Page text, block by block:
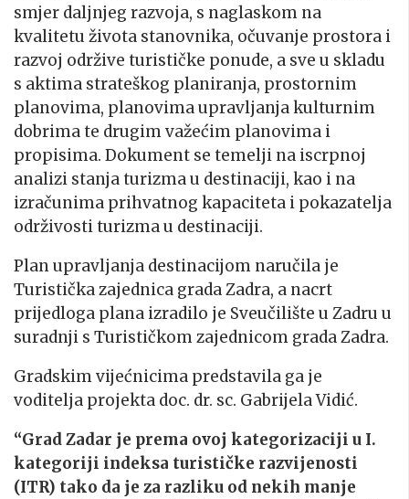
smjer daljnjeg razvoja, s naglaskom na
kvalitetu života stanovnika, očuvanje prostora i
razvoj održive turističke ponude, a sve u skladu
s aktima strateškog planiranja, prostornim
planovima, planovima upravljanja kulturnim
dobrima te drugim važećim planovima i
propisima. Dokument se temelji na iscrpnoj
analizi stanja turizma u destinaciji, kao i na
izračunima prihvatnog kapaciteta i pokazatelja
održivosti turizma u destinaciji.
Plan upravljanja destinacijom naručila je
Turistička zajednica grada Zadra, a nacrt
prijedloga plana izradilo je Sveučilište u Zadru u
suradnji s Turističkom zajednicom grada Zadra.
Gradskim vijećnicima predstavila ga je
voditelja projekta doc. dr. sc. Gabrijela Vidić.
“Grad Zadar je prema ovoj kategorizaciji u I.
kategoriji indeksa turističke razvijenosti
(ITR) tako da je za razliku od nekih manje